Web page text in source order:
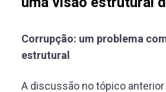
Corrupção: um problema
estrutural
A discussão no tópico